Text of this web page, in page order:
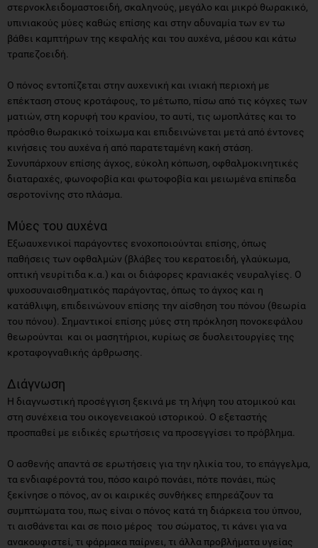
στερνοκλειδομαστοειδή, σκαληνούς, μεγάλο και μικρό θωρακικό,
υπινιακούς μύες καθώς επίσης και στην αδυναμία των εν τω
βάθει καμπτήρων της κεφαλής και του αυχένα, μέσου και κάτω
τραπεζοειδή.
Ο πόνος εντοπίζεται στην αυχενική και ινιακή περιοχή με
επέκταση στους κροτάφους, το μέτωπο, πίσω από τις κόγχες των
ματιών, στη κορυφή του κρανίου, το αυτί, τις ωμοπλάτες και το
πρόσθιο θωρακικό τοίχωμα και επιδεινώνεται μετά από έντονες
κινήσεις του αυχένα ή από παρατεταμένη κακή στάση.
Συνυπάρχουν επίσης άγχος, εύκολη κόπωση, οφθαλμοκινητικές
διαταραχές, φωνοφοβία και φωτοφοβία και μειωμένα επίπεδα
σεροτονίνης στο πλάσμα.
Μύες του αυχένα
Εξωαυχενικοί παράγοντες ενοχοποιούνται επίσης, όπως
παθήσεις των οφθαλμών (βλάβες του κερατοειδή, γλαύκωμα,
οπτική νευρίτιδα κ.α.) και οι διάφορες κρανιακές νευραλγίες. Ο
ψυχοσυναισθηματικός παράγοντας, όπως το άγχος και η
κατάθλιψη, επιδεινώνουν επίσης την αίσθηση του πόνου (θεωρία
του πόνου). Σημαντικοί επίσης μύες στη πρόκληση πονοκεφάλου
θεωρούνται και οι μασητήριοι, κυρίως σε δυσλειτουργίες της
κροταφογναθικής άρθρωσης.
Διάγνωση
Η διαγνωστική προσέγγιση ξεκινά με τη λήψη του ατομικού και
στη συνέχεια του οικογενειακού ιστορικού. Ο εξεταστής
προσπαθεί με ειδικές ερωτήσεις να προσεγγίσει το πρόβλημα.
Ο ασθενής απαντά σε ερωτήσεις για την ηλικία του, το επάγγελμα,
τα ενδιαφέροντά του, πόσο καιρό πονάει, πότε πονάει, πώς
ξεκίνησε ο πόνος, αν οι καιρικές συνθήκες επηρεάζουν τα
συμπτώματα του, πως είναι ο πόνος κατά τη διάρκεια του ύπνου,
τι αισθάνεται και σε ποιο μέρος του σώματος, τι κάνει για να
ανακουφιστεί, τι φάρμακα παίρνει, τι άλλα προβλήματα υγείας